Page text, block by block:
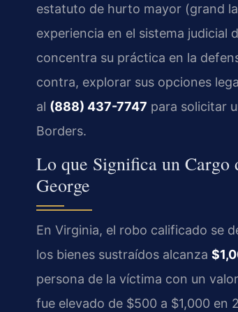
estatuto de hurto mayor (grand
experiencia en el sistema judicial
concentra su práctica en la
contra, explorar sus opciones
al (888) 437-7747 para solicitar
Borders.
Lo que Significa un Cargo
George
En Virginia, el robo calificado se
los bienes sustraídos alcanza
persona de la víctima con un
fue elevado de $500 a $1,000 en